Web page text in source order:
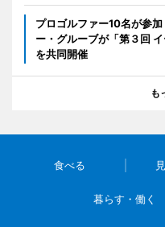
プロゴルファー10名が参
ー・グルーブが「第３回
を共同開催
も
食べる
暮らす・働く